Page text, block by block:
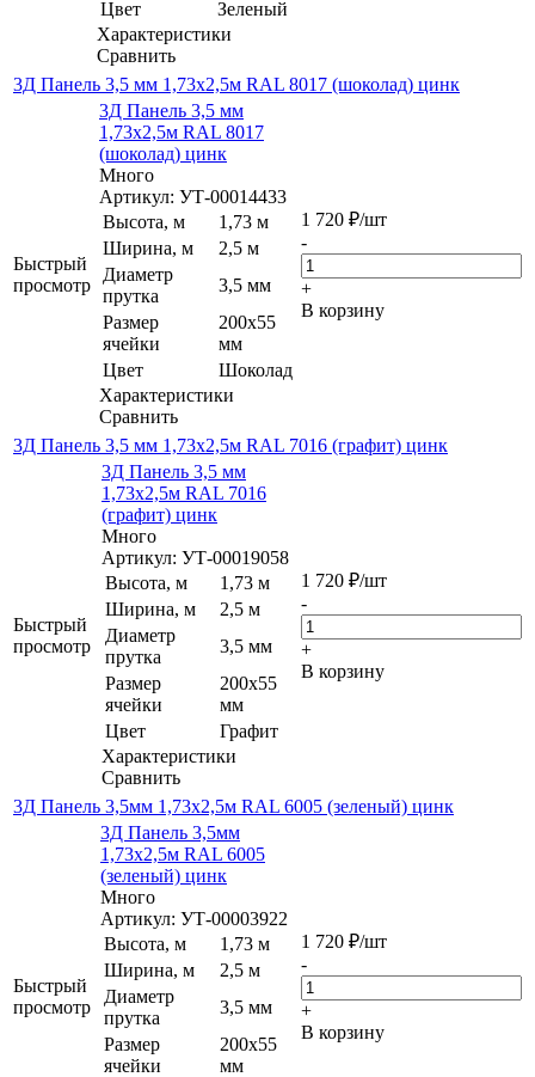
Цвет
Зеленый
Характеристики
Сравнить
3Д Панель 3,5 мм 1,73х2,5м RAL 8017 (шоколад) цинк
Быстрый
просмотр
3Д Панель 3,5 мм
1,73х2,5м RAL 8017
(шоколад) цинк
Много
Артикул: УТ-00014433
Высота, м
1,73 м
Ширина, м
2,5 м
Диаметр
прутка
3,5 мм
Размер
ячейки
200х55
мм
Цвет
Шоколад
Характеристики
Сравнить
1 720 ₽/шт
-
+
В корзину
3Д Панель 3,5 мм 1,73х2,5м RAL 7016 (графит) цинк
Быстрый
просмотр
3Д Панель 3,5 мм
1,73х2,5м RAL 7016
(графит) цинк
Много
Артикул: УТ-00019058
Высота, м
1,73 м
Ширина, м
2,5 м
Диаметр
прутка
3,5 мм
Размер
ячейки
200х55
мм
Цвет
Графит
Характеристики
Сравнить
1 720 ₽/шт
-
+
В корзину
3Д Панель 3,5мм 1,73х2,5м RAL 6005 (зеленый) цинк
Быстрый
просмотр
3Д Панель 3,5мм
1,73х2,5м RAL 6005
(зеленый) цинк
Много
Артикул: УТ-00003922
Высота, м
1,73 м
Ширина, м
2,5 м
Диаметр
прутка
3,5 мм
Размер
ячейки
200х55
мм
1 720 ₽/шт
-
+
В корзину